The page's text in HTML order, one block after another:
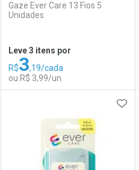
Comprar sem Desconto
Por R$ 22,30/cada
Comprar sem Desconto
Por R$ 22,30/cada
Gaze Ever Care 13 Fios 5
Unidades
Leve 3 itens por
R$3,19/cada
ou R$ 3,99/un
Laboratório
Por Menos